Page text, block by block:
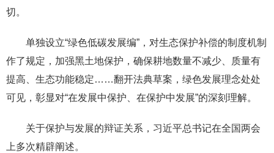
切。
单独设立“绿色低碳发展编”，对生态保护补偿的制度机制
作了规定，加强黑土地保护，确保耕地数量不减少、质量有
提高、生态功能稳定……翻开法典草案，绿色发展理念处处
可见，彰显对“在发展中保护、在保护中发展”的深刻理解。
关于保护与发展的辩证关系，习近平总书记在全国两会
上多次精辟阐述。